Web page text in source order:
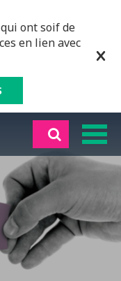
qui ont soif de
en lien avec